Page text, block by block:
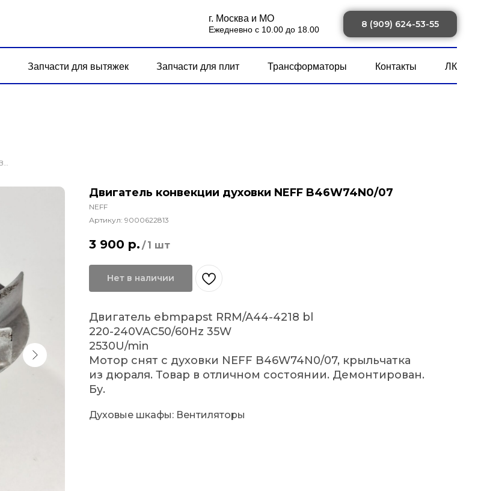
г. Москва и МО
Ежедневно с 10.00 до 18.00
8 (909) 624-53-55
Запчасти для вытяжек Запчасти для плит Трансформаторы Контакты ЛК
Двигатель конвекции духовки NEFF B46W74N0/07
NEFF
Артикул: 9000622813
3 900 р. / 1 шт
Нет в наличии
Двигатель ebmpapst RRM/A44-4218 bl
220-240VAC50/60Hz 35W
2530U/min
Мотор снят с духовки NEFF B46W74N0/07, крыльчатка
из дюраля. Товар в отличном состоянии. Демонтирован.
Бу.
Духовые шкафы: Вентиляторы